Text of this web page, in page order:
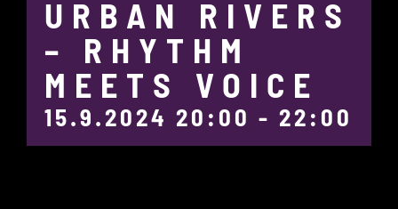
URBAN RIVERS
– RHYTHM
MEETS VOICE
15.9.2024 20:00 - 22:00